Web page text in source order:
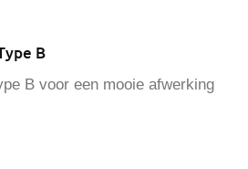
B
B voor een mooie afwerking